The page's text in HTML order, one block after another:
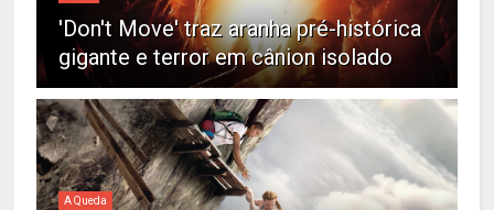
'Don't Move' traz aranha pré-histórica
gigante e terror em cânion isolado
A Queda